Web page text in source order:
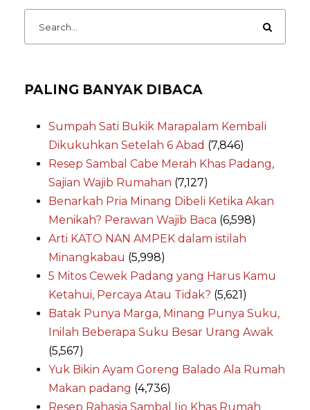
PALING BANYAK DIBACA
Sumpah Sati Bukik Marapalam Kembali
Dikukuhkan Setelah 6 Abad (7,846)
Resep Sambal Cabe Merah Khas Padang,
Sajian Wajib Rumahan (7,127)
Benarkah Pria Minang Dibeli Ketika Akan
Menikah? Perawan Wajib Baca (6,598)
Arti KATO NAN AMPEK dalam istilah
Minangkabau (5,998)
5 Mitos Cewek Padang yang Harus Kamu
Ketahui, Percaya Atau Tidak? (5,621)
Batak Punya Marga, Minang Punya Suku,
Inilah Beberapa Suku Besar Urang Awak
(5,567)
Yuk Bikin Ayam Goreng Balado Ala Rumah
Makan padang (4,736)
Resep Rahasia Sambal Ijo Khas Rumah